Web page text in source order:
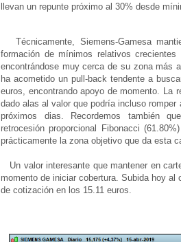
llevan un repunte próximo al 30% desde
Técnicamente, Siemens-Gamesa
formación de mínimos relativos
encontrándose muy cerca de su zona más
ha acometido un pull-back tendente a
euros, encontrando apoyo de momento. La
dado alas al valor que podría incluso
próximos dias. Recordemos también
retrocesión proporcional Fibonacci
prácticamente la zona objetivo que da esta
Un valor interesante que mantener en
momento de iniciar cobertura. Subida hoy
de cotización en los 15.11 euros.